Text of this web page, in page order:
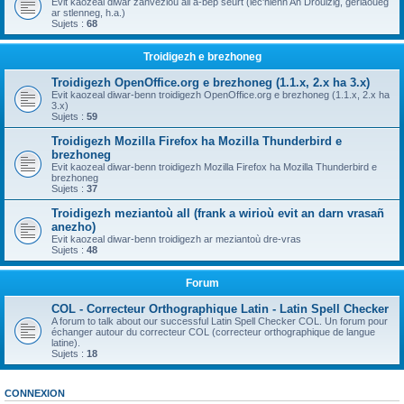
ar stlenneg, h.a.)
Sujets : 68
Troidigezh e brezhoneg
Troidigezh OpenOffice.org e brezhoneg (1.1.x, 2.x ha 3.x)
Evit kaozeal diwar-benn troidigezh OpenOffice.org e brezhoneg (1.1.x, 2.x ha
3.x)
Sujets : 59
Troidigezh Mozilla Firefox ha Mozilla Thunderbird e
brezhoneg
Evit kaozeal diwar-benn troidigezh Mozilla Firefox ha Mozilla Thunderbird e
brezhoneg
Sujets : 37
Troidigezh meziantoù all (frank a wirioù evit an darn vrasañ
anezho)
Evit kaozeal diwar-benn troidigezh ar meziantoù dre-vras
Sujets : 48
Forum
COL - Correcteur Orthographique Latin - Latin Spell Checker
A forum to talk about our successful Latin Spell Checker COL. Un forum pour
échanger autour du correcteur COL (correcteur orthographique de langue
latine).
Sujets : 18
CONNEXION